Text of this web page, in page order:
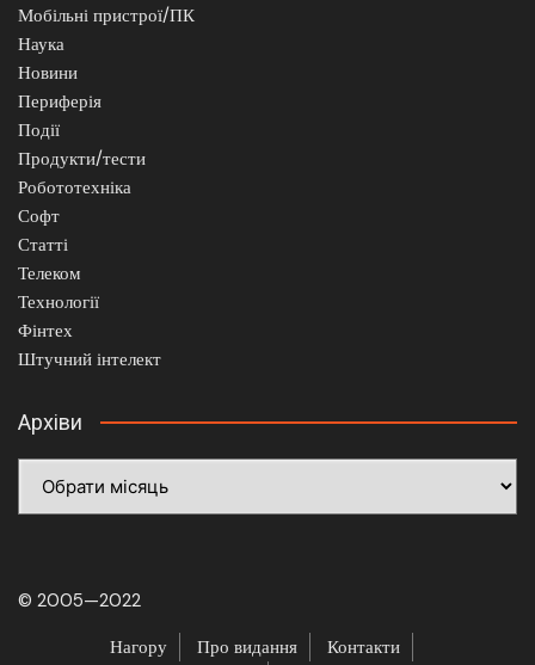
Мобільні пристрої/ПК
Наука
Новини
Периферія
Події
Продукти/тести
Робототехніка
Софт
Статті
Телеком
Технології
Фінтех
Штучний інтелект
Архіви
© 2005—2022
Нагору
Про видання
Контакти